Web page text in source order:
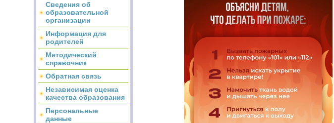
Сведения об
образовательной
организации
Информация для
родителей
Методический
справочник
Обратная связь
Независимая оценка
качества образования
Персональные
данные